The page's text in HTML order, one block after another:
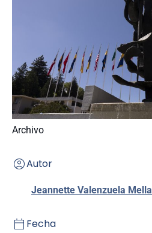
Archivo
Autor
Jeannette Valenzuela Mella
Fecha